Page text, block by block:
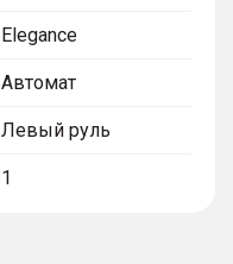
Elegance
Автомат
Левый руль
1